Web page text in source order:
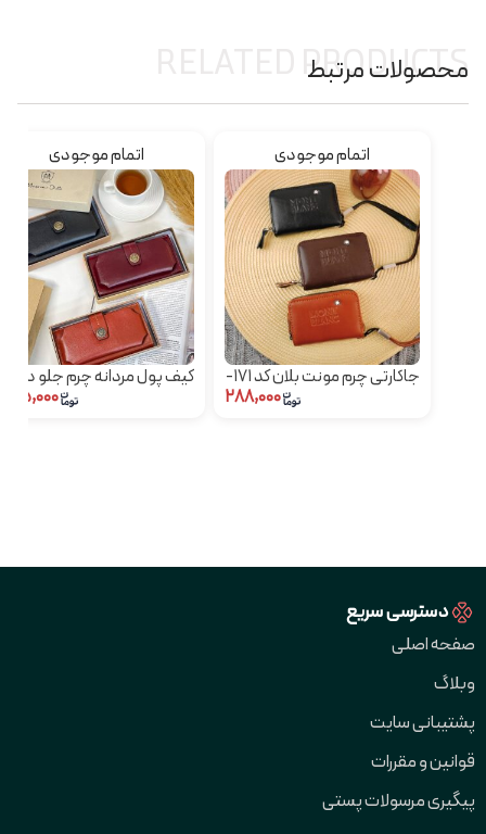
محصولات مرتبط
RELATED PRODUCTS
اتمام موجودی
جاکارتی چرم مونت بلان کد 171-
اتمام موجودی
کیف پول مردانه چرم جلو دکمه
دسترسی سریع
صفحه اصلی
وبلاگ
پشتیبانی سایت
قوانین و مقررات
پیگیری مرسولات پستی